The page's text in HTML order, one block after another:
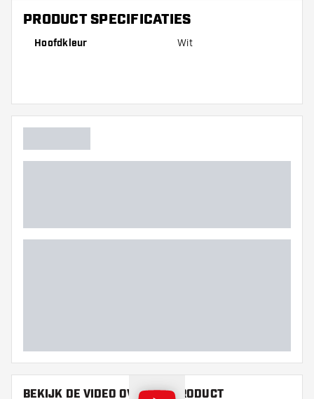
PRODUCT SPECIFICATIES
Hoofdkleur Wit
BEKIJK DE VIDEO OVER DIT PRODUCT